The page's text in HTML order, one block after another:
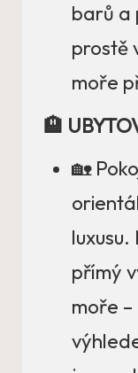
barů a
prostě
moře
🏨
🏡
luxusu.
přímý
moře